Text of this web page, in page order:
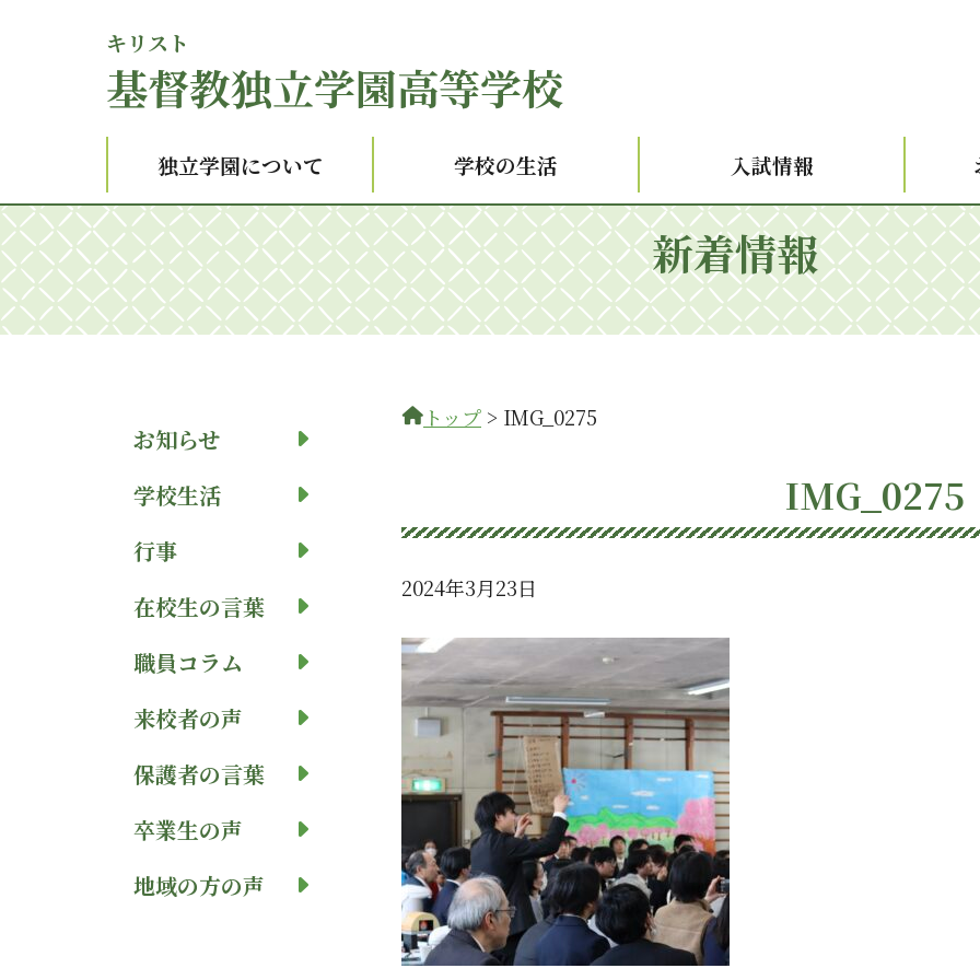
基督
キリスト
教独立学園高等学校
独立学園について 学校の生活 入試情報
新着情報
お知らせ
学校生活
行事
在校生の言葉
職員コラム
来校者の声
保護者の言葉
卒業生の声
地域の方の声
トップ > IMG_0275
IMG_0275
2024年3月23日